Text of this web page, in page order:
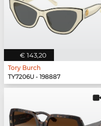
€ 143,20
Tory Burch
TY7206U - 198887